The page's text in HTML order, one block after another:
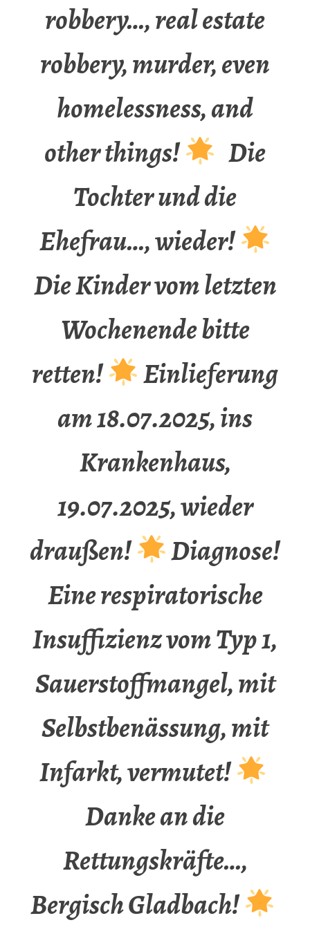
robbery…, real estate
robbery, murder, even
homelessness, and
other things!
Die
Tochter und die
Ehefrau…, wieder!
Die Kinder vom letzten
Wochenende bitte
retten!
Einlieferung
am 18.07.2025, ins
Krankenhaus,
19.07.2025, wieder
draußen!
Diagnose!
Eine respiratorische
Insuffizienz vom Typ 1,
Sauerstoffmangel, mit
Selbstbenässung, mit
Infarkt, vermutet!
Danke an die
Rettungskräfte…,
Bergisch Gladbach!